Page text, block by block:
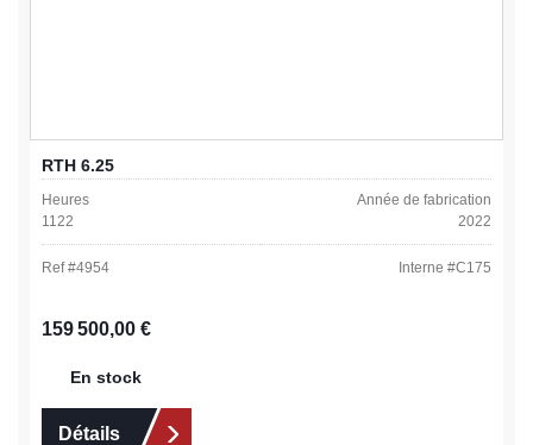
RTH 6.25
Heures
1122
Année de fabrication
2022
Ref #4954 Interne #C175
Prix régulier :
159 500,00 €
En stock
Détails